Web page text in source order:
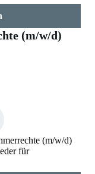
(m/w/d)
(m/w/d)
für